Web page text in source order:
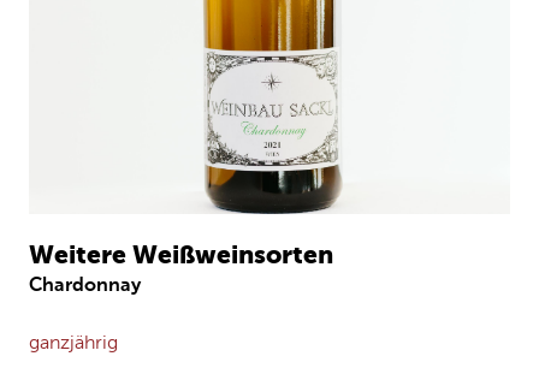
Weitere Weißweinsorten
Chardonnay
ganzjährig